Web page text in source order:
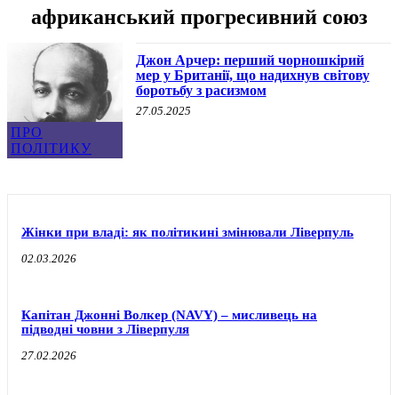
африканський прогресивний союз
ПРО
ПОЛІТИКУ
Джон Арчер: перший чорношкірий
мер у Британії, що надихнув світову
боротьбу з расизмом
27.05.2025
Жінки при владі: як політикині змінювали Ліверпуль
02.03.2026
Капітан Джонні Волкер (NAVY) – мисливець на
підводні човни з Ліверпуля
27.02.2026